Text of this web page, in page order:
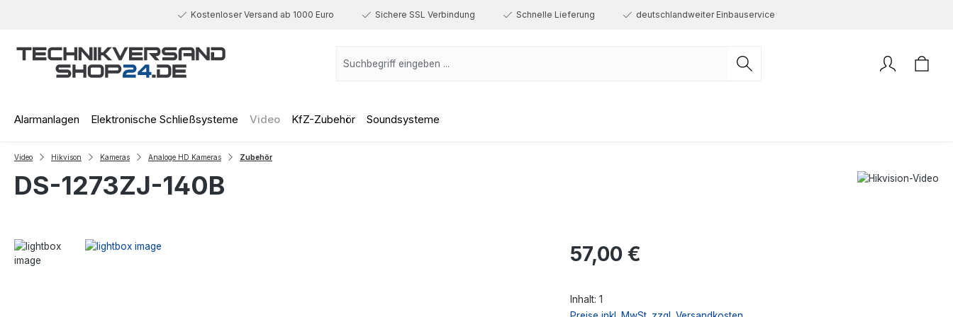
Kostenloser Versand ab 1000 Euro Sichere SSL Verbindung Schnelle Lieferung deutschlandweiter Einbauservice
Alarmanlagen Elektronische Schließsysteme Video KfZ-Zubehör Soundsysteme
Video Hikvison Kameras Analoge HD Kameras Zubehör
DS-1273ZJ-140B
Regulärer Preis:
57,00 €
Inhalt: 1